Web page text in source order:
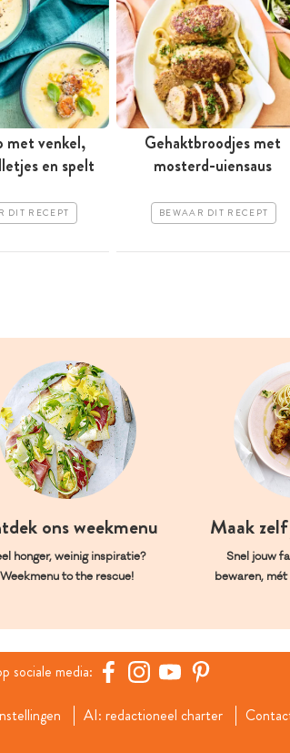
met venkel,
en spelt
DIT RECEPT
Gehaktbroodjes met
mosterd-uiensaus
BEWAAR DIT RECEPT
ons weekmenu
honger, weinig inspiratie?
Weekmenu to the rescue!
Maak
Snel jouw
bewaren,
sociale media:
AI: redactioneel charter